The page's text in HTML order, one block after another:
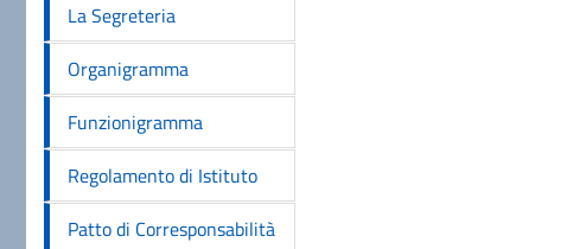
La Segreteria
Organigramma
Funzionigramma
Regolamento di Istituto
Patto di Corresponsabilità